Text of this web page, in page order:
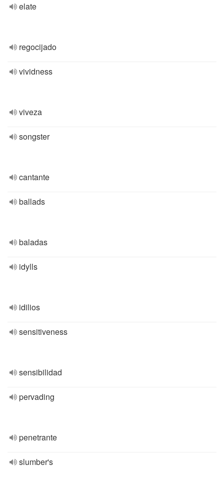
elate
regocijado
vividness
viveza
songster
cantante
ballads
baladas
idylls
idilios
sensitiveness
sensibilidad
pervading
penetrante
slumber's